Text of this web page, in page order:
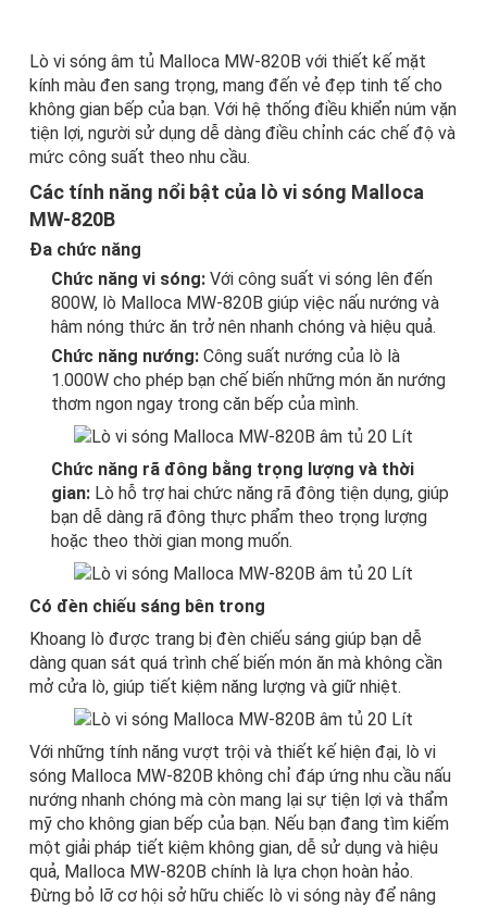
Lò vi sóng âm tủ Malloca MW-820B với thiết kế mặt
kính màu đen sang trọng, mang đến vẻ đẹp tinh tế cho
không gian bếp của bạn. Với hệ thống điều khiển núm vặn
tiện lợi, người sử dụng dễ dàng điều chỉnh các chế độ và
mức công suất theo nhu cầu.
Các tính năng nổi bật của lò vi sóng Malloca
MW-820B
Đa chức năng
Chức năng vi sóng: Với công suất vi sóng lên đến
800W, lò Malloca MW-820B giúp việc nấu nướng và
hâm nóng thức ăn trở nên nhanh chóng và hiệu quả.
Chức năng nướng: Công suất nướng của lò là
1.000W cho phép bạn chế biến những món ăn nướng
thơm ngon ngay trong căn bếp của mình.
Chức năng rã đông bằng trọng lượng và thời
gian: Lò hỗ trợ hai chức năng rã đông tiện dụng, giúp
bạn dễ dàng rã đông thực phẩm theo trọng lượng
hoặc theo thời gian mong muốn.
Có đèn chiếu sáng bên trong
Khoang lò được trang bị đèn chiếu sáng giúp bạn dễ
dàng quan sát quá trình chế biến món ăn mà không cần
mở cửa lò, giúp tiết kiệm năng lượng và giữ nhiệt.
Với những tính năng vượt trội và thiết kế hiện đại, lò vi
sóng Malloca MW-820B không chỉ đáp ứng nhu cầu nấu
nướng nhanh chóng mà còn mang lại sự tiện lợi và thẩm
mỹ cho không gian bếp của bạn. Nếu bạn đang tìm kiếm
một giải pháp tiết kiệm không gian, dễ sử dụng và hiệu
quả, Malloca MW-820B chính là lựa chọn hoàn hảo.
Đừng bỏ lỡ cơ hội sở hữu chiếc lò vi sóng này để nâng